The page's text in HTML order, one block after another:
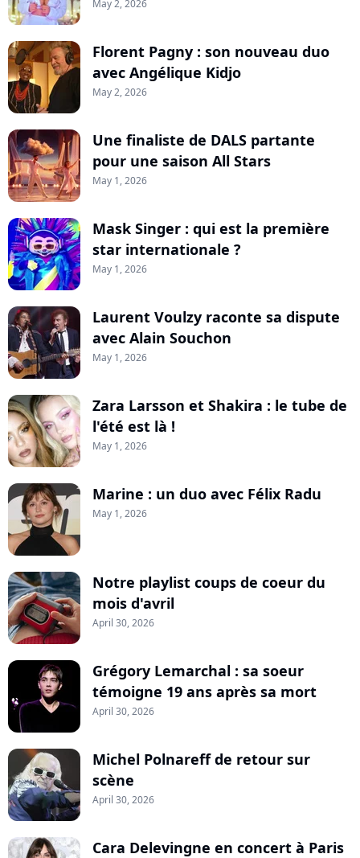
May 2, 2026
Florent Pagny : son nouveau duo
avec Angélique Kidjo
May 2, 2026
Une finaliste de DALS partante
pour une saison All Stars
May 1, 2026
Mask Singer : qui est la première
star internationale ?
May 1, 2026
Laurent Voulzy raconte sa dispute
avec Alain Souchon
May 1, 2026
Zara Larsson et Shakira : le tube de
l'été est là !
May 1, 2026
Marine : un duo avec Félix Radu
May 1, 2026
Notre playlist coups de coeur du
mois d'avril
April 30, 2026
Grégory Lemarchal : sa soeur
témoigne 19 ans après sa mort
April 30, 2026
Michel Polnareff de retour sur
scène
April 30, 2026
Cara Delevingne en concert à Paris